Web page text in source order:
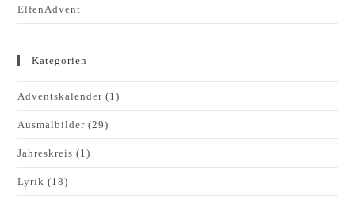
ElfenAdvent
Kategorien
Adventskalender (1)
Ausmalbilder (29)
Jahreskreis (1)
Lyrik (18)